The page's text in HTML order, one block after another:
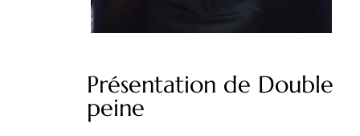
Présentation de Double
peine